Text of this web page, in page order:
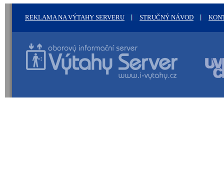
REKLAMA NA VÝTAHY SERVERU STRUČNÝ NÁVOD